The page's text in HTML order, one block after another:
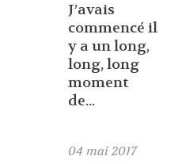
J’avais
commencé il
y a un long,
long, long
moment
de...
04 mai 2017